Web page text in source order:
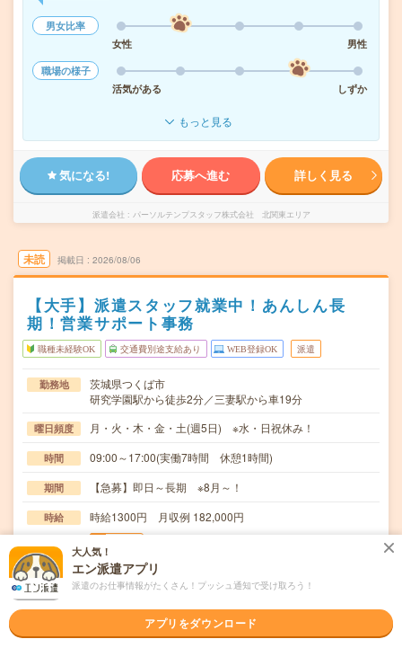
男女比率
女性
男性
職場の様子
活気がある
しずか
もっと見る
気になる! 応募へ進む 詳しく見る
派遣会社 パーソルテンプスタッフ株式会社 北関東エリア
未読 掲載日 2026/08/06
【大手】派遣スタッフ就業中！あんしん長
期！営業サポート事務
職種未経験OK 交通費別途支給あり WEB登録OK 派遣
勤務地
茨城県つくば市
研究学園駅から徒歩2分／三妻駅から車19分
曜日頻度 月・火・木・金・土(週5日) ※水・日祝休み！
時間 09:00～17:00(実働7時間 休憩1時間)
期間 【急募】即日～長期 ※8月～！
時給 時給1300円 月収例 182,000円
全額支給
仕事内容
＊営業事務＊受付（来社される方のご案内がメイン）＊電
話応対（社外からの電話がほとんど。顧客、業者から…
応募資格
職種未経験OK / ブランクOK / パソコンスキル不要 / 英語力
大人気！
エン派遣アプリ
派遣のお仕事情報がたくさん！プッシュ通知で受け取ろう！
アプリをダウンロード